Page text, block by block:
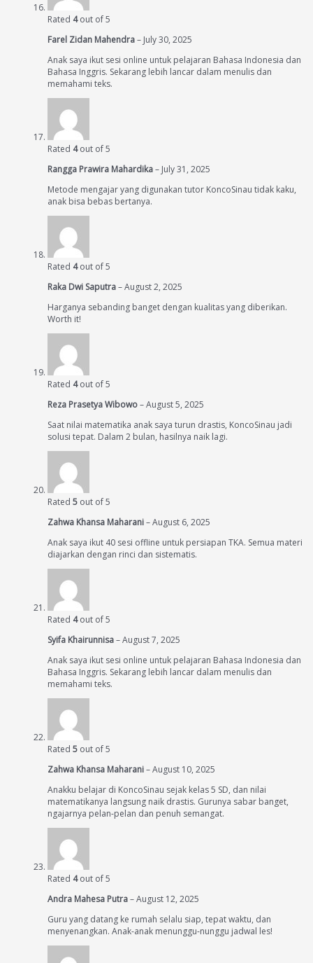
Rated 4out of 5
Farel Zidan Mahendra– July 30, 2025
Anak saya ikut sesi online untuk pelajaran Bahasa Indonesia dan
Bahasa Inggris. Sekarang lebih lancar dalam menulis dan
memahami teks.
Rated 4out of 5
Rangga Prawira Mahardika– July 31, 2025
Metode mengajar yang digunakan tutor KoncoSinau tidak kaku,
anak bisa bebas bertanya.
Rated 4out of 5
Raka Dwi Saputra–August 2, 2025
Harganya sebanding banget dengan kualitas yang diberikan.
Worth it!
Rated 4out of 5
Reza Prasetya Wibowo–August 5, 2025
Saat nilai matematika anak saya turun drastis, KoncoSinau jadi
solusi tepat. Dalam 2 bulan, hasilnya naik lagi.
Rated 5 out of 5
Zahwa Khansa Maharani–August 6, 2025
Anak saya ikut 40 sesi offline untuk persiapan TKA. Semua materi
diajarkan dengan rinci dan sistematis.
Rated 4out of 5
Syifa Khairunnisa–August 7, 2025
Anak saya ikut sesi online untuk pelajaran Bahasa Indonesia dan
Bahasa Inggris. Sekarang lebih lancar dalam menulis dan
memahami teks.
Rated 5 out of 5
Zahwa Khansa Maharani–August 10, 2025
Anakku belajar di KoncoSinau sejak kelas 5 SD, dan nilai
matematikanya langsung naik drastis. Gurunya sabar banget,
ngajarnya pelan-pelan dan penuh semangat.
Rated 4out of 5
Andra Mahesa Putra–August 12, 2025
Guru yang datang ke rumah selalu siap, tepat waktu, dan
menyenangkan. Anak-anak menunggu-nunggu jadwal les!